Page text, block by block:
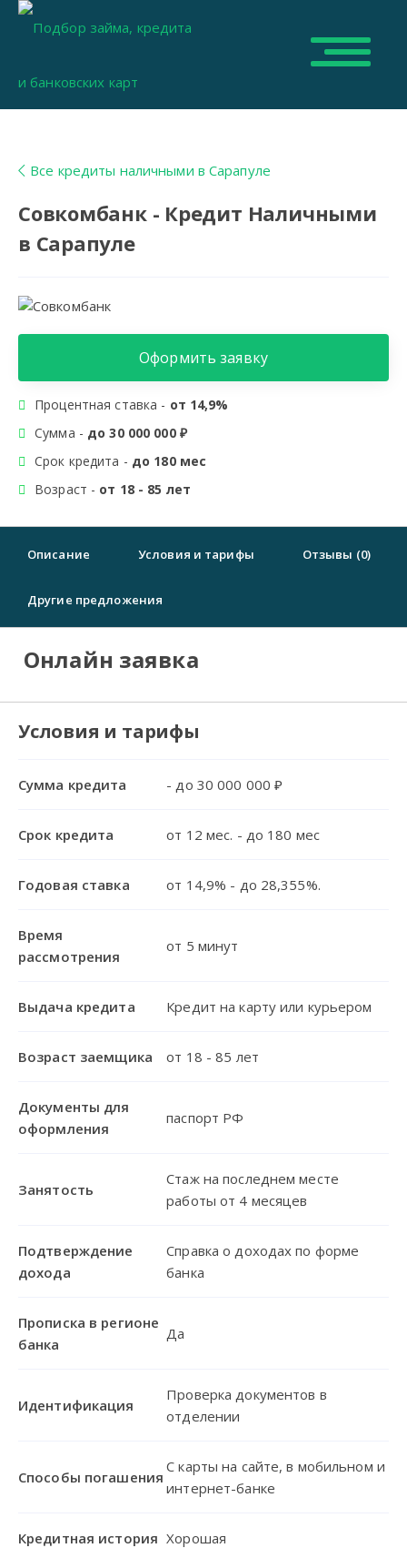
Все кредиты наличными в Сарапуле
Совкомбанк - Кредит Наличными
в Сарапуле
Оформить заявку
Процентная ставка - от 14,9%
Сумма - до 30 000 000 ₽
Срок кредита - до 180 мес
Возраст - от 18 - 85 лет
Описание Условия и тарифы Отзывы (0)
Другие предложения
Онлайн заявка
Условия и тарифы
Сумма кредита - до 30 000 000 ₽
Срок кредита от 12 мес. - до 180 мес
Годовая ставка от 14,9% - до 28,355%.
Время
рассмотрения
от 5 минут
Выдача кредита Кредит на карту или курьером
Возраст заемщика от 18 - 85 лет
Документы для
оформления
паспорт РФ
Занятость
Стаж на последнем месте
работы от 4 месяцев
Подтверждение
дохода
Справка о доходах по форме
банка
Прописка в регионе
банка
Да
Идентификация
Проверка документов в
отделении
Способы погашения
С карты на сайте, в мобильном и
интернет-банке
Кредитная история Хорошая